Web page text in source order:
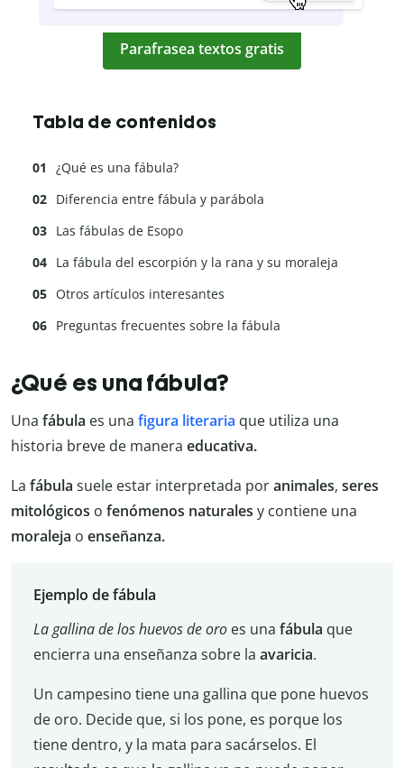
Parafrasea textos gratis
Tabla de contenidos
¿Qué es una fábula?
Diferencia entre fábula y parábola
Las fábulas de Esopo
La fábula del escorpión y la rana y su moraleja
Otros artículos interesantes
Preguntas frecuentes sobre la fábula
¿Qué es una fábula?
Una fábula es una figura literaria que utiliza una
historia breve de manera educativa.
La fábula suele estar interpretada poranimales, seres
mitológicos o fenómenos naturales y contiene una
moraleja o enseñanza.
Ejemplo de fábula
La gallina de los huevos de oroes una fábula que
encierra una enseñanza sobre la avaricia.
Un campesino tiene una gallina que pone huevos
de oro. Decide que, si los pone, es porque los
tiene dentro, y la mata para sacárselos. El